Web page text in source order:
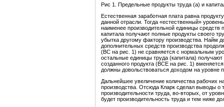
Рис 1. Предельные продукты труда (а) и
Естественная заработная плата равна
данной отрасли. Тогда «естественный»
наименее производительной единицы средств
капитала получают полные продукты своего
убытка другому фактору производства. Найм
дополнительных средств производства
(BC на рис. 1) не сравняется с нормальным
остальные единицы труда (капитала)
созданного продукта (ВСЕ на рис. 1)
должны довольствоваться доходом на уровне
Дальнейшее увеличение количества рабочих
производства. Отсюда Кларк сделал выводы о
производительности труда, во-вторых, от
будет производительность труда и тем ниже